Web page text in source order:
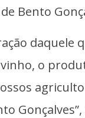
Bento
daquele
o